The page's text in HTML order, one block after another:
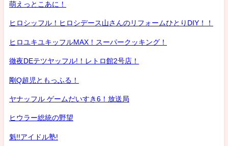
萌えっとこあに！
ヒロシッフル！ヒロシデース山さんのリフォームひとりDIY！！
ヒロユキユキッフルMAX！スーパークッキング！
徹夜DEテツヤッフル!！レトロ館2号店！
剛Q超児ともっふる！
ヤナッフル ゲームだいすき6！放送局
ヒウラー総統の野望
魁!!アイドル塾!